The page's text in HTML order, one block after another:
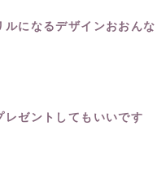
になるデザインおおんな
ゼントしてもいいです